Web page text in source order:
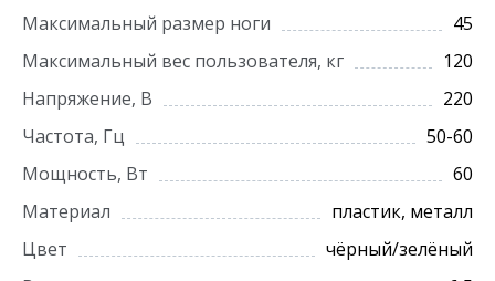
Максимальный размер ноги
45
Максимальный вес пользователя, кг
120
Напряжение, В
220
Частота, Гц
50-60
Мощность, Вт
60
Материал
пластик, металл
Цвет
чёрный/зелёный